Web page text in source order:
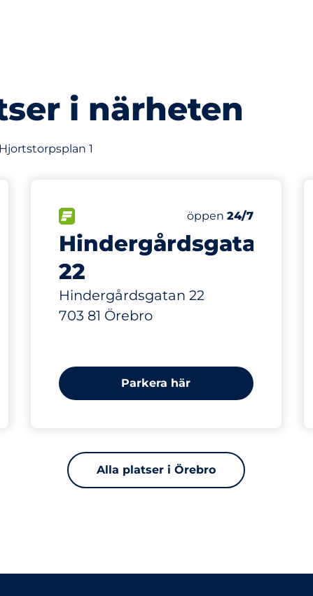
i närheten
1
Hindergårdsgatan
22
Hindergårdsgatan 22
703 81 Örebro
Antal parkeringsplatser:
Totalt antal platser
Fredag
öppen24/7
426 m
Parkera här
Alla platser i Örebro